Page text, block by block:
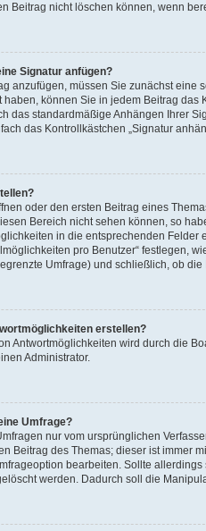
Beitrag nicht löschen können, wenn
Signatur anfügen?
anzufügen, müssen Sie zunächst
können Sie in jedem Beitrag
das standardmäßige Anhängen Ihrer
das Kontrollkästchen „Signatur
oder den ersten Beitrag eines
Bereich nicht sehen können, so
in die entsprechenden
pro Benutzer“ festlegen,
Umfrage) und schließlich, ob
erstellen?
Antwortmöglichkeiten wird durch die
Administrator.
Umfrage?
nur vom ursprünglichen
Beitrag des Themas; dieser ist immer
bearbeiten. Sollte
werden. Dadurch soll die